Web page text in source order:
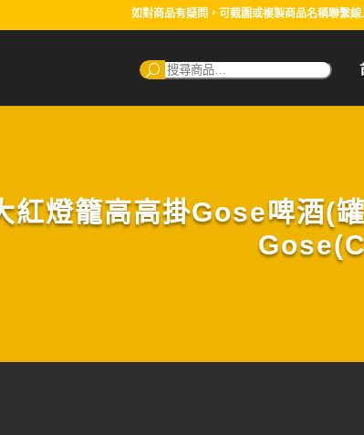
如對商品有疑問，可截圖或複製商品名稱聯繫
搜
尋：
紅燈籠高高掛Gose啤